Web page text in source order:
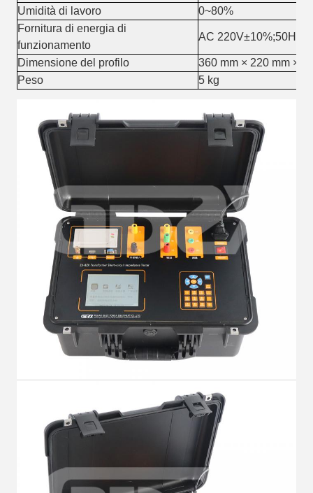
Umidità di lavoro
0~80%
Fornitura di energia di
funzionamento
AC
Dimensione del profilo
360 mm × 220 mm ×
Peso
5 kg